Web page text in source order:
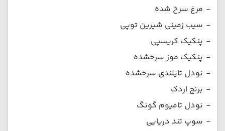
- مرغ سرخ شده
- سیب زمینی شیرین توپی
- پنکیک کریسپی
- پنکیک موز سرخشده
- نودل تایلندی سرخشده
- برنج اردک
- نودل تامیوم گونگ
- سوپ تند دریایی